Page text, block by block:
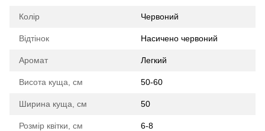
Колір Червоний
Відтінок Насичено червоний
Аромат Легкий
Висота куща, см 50-60
Ширина куща, см 50
Розмір квітки, см 6-8